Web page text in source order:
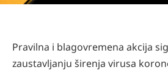
Pravilna i blagovremena akcija
zaustavljanju širenja virusa